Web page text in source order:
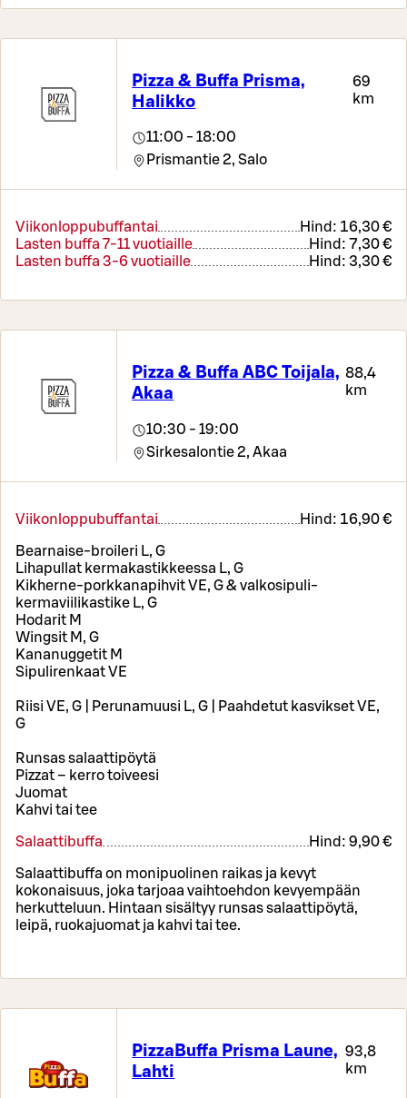
Pizza & Buffa Prisma,
Halikko
69
km
11:00 - 18:00
Prismantie 2, Salo
Viikonloppubuffantai Hind: 16,30 €
Lasten buffa 7-11 vuotiaille
Hind: 7,30 €
Lasten buffa 3-6 vuotiaille
Hind: 3,30 €
Pizza & Buffa ABC Toijala,
Akaa
88,4
km
10:30 - 19:00
Sirkesalontie 2, Akaa
Viikonloppubuffantai Hind: 16,90 €
Bearnaise-broileri L, G
Lihapullat kermakastikkeessa L, G
Kikherne-porkkanapihvit VE, G & valkosipuli-
kermaviilikastike L, G
Hodarit M
Wingsit M, G
Kananuggetit M
Sipulirenkaat VE
Riisi VE, G | Perunamuusi L, G | Paahdetut kasvikset VE,
G
Runsas salaattipöytä
Pizzat – kerro toiveesi
Juomat
Kahvi tai tee
Salaattibuffa Hind: 9,90 €
Salaattibuffa on monipuolinen raikas ja kevyt
kokonaisuus, joka tarjoaa vaihtoehdon kevyempään
herkutteluun. Hintaan sisältyy runsas salaattipöytä,
leipä, ruokajuomat ja kahvi tai tee.
PizzaBuffa Prisma Laune,
Lahti
93,8
km